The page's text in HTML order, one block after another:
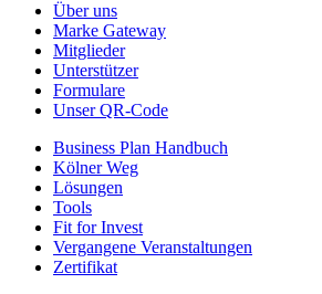
Über uns
Marke Gateway
Mitglieder
Unterstützer
Formulare
Unser QR-Code
Business Plan Handbuch
Kölner Weg
Lösungen
Tools
Fit for Invest
Vergangene Veranstaltungen
Zertifikat